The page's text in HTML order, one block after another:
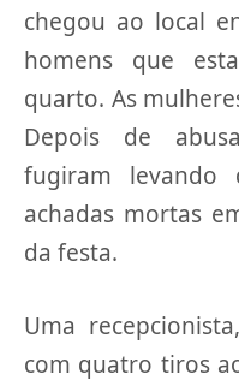
chegou ao local
homens que
quarto. As
Depois de
fugiram levando
achadas mortas
da festa.
Uma
com quatro tiros